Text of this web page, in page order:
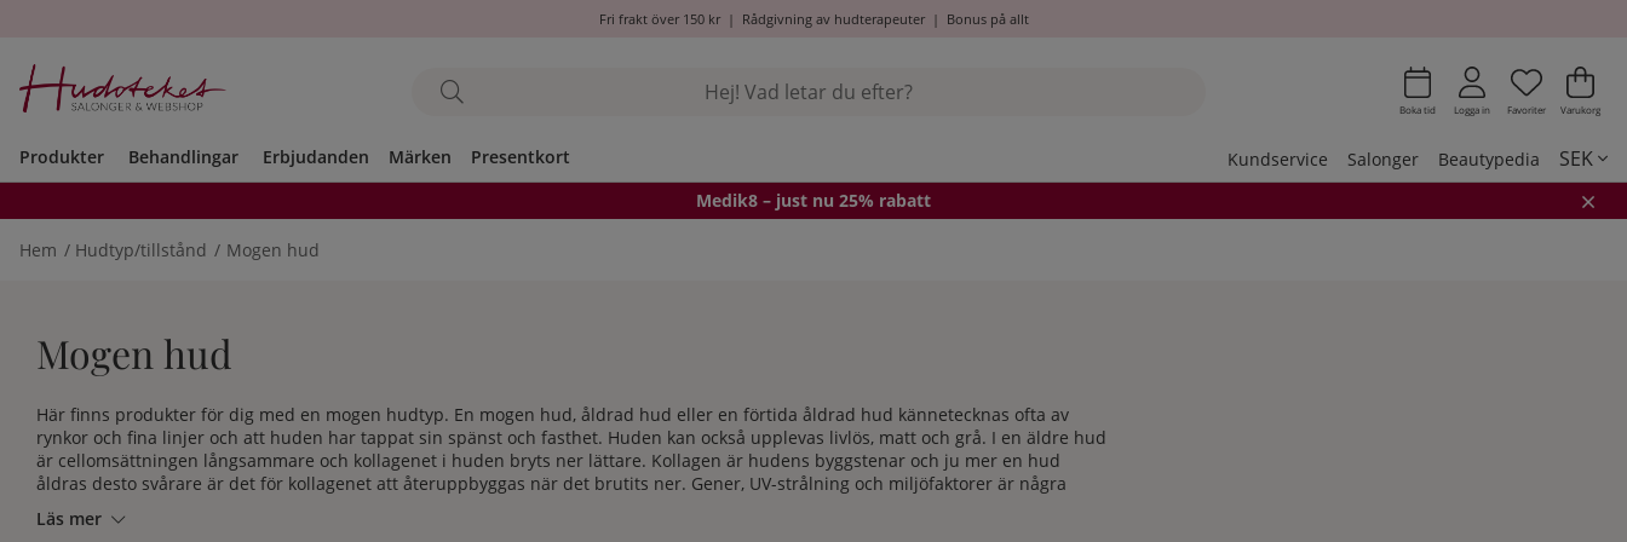
Fri frakt över 150 kr| Rådgivning av hudterapeuter| Bonus på allt
Boka tid Logga in Antal i
.
Favoriter .
Varukorg
Produkter Behandlingar Erbjudanden Märken Presentkort Kundservice Salonger Beautypedia SEK
Medik8 – just nu 25% rabatt
Hem Hudtyp/tillstånd Mogen hud
Mogen hud
Här finns produkter för dig med en mogen hudtyp. En mogen hud, åldrad hud eller en förtida åldrad hud kännetecknas ofta av
rynkor och fina linjer och att huden har tappat sin spänst och fasthet. Huden kan också upplevas livlös, matt och grå. I en äldre hud
är cellomsättningen långsammare och kollagenet i huden bryts ner lättare. Kollagen är hudens byggstenar och ju mer en hud
åldras desto svårare är det för kollagenet att återuppbyggas när det brutits ner. Gener, UV-strålning och miljöfaktorer är några
anledningar till att huden åldras. Givetvis kan man inte stoppa åldrandet helt och hållet, men med rätt anpassade produkter kan
man bromsa den något.
Läs mer